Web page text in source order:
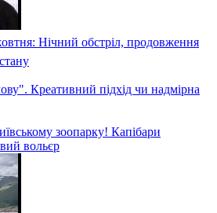
Чим унікальна будівля харківського
площі: як кияни
схеми руху?